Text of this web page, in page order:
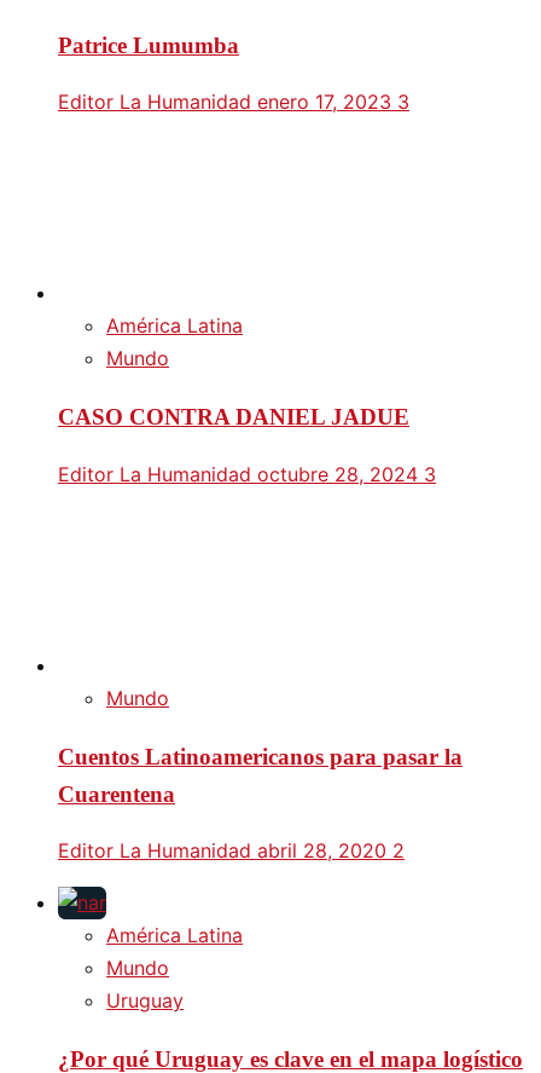
Patrice Lumumba
Editor La Humanidad enero 17, 2023 3
América Latina
Mundo
CASO CONTRA DANIEL JADUE
Editor La Humanidad octubre 28, 2024 3
Mundo
Cuentos Latinoamericanos para pasar la
Cuarentena
Editor La Humanidad abril 28, 2020 2
América Latina
Mundo
Uruguay
¿Por qué Uruguay es clave en el mapa logístico